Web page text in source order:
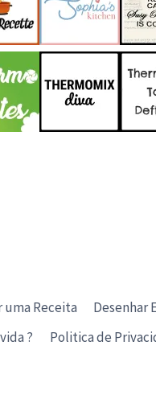
uma Receita
Desenhar
?
Politica de